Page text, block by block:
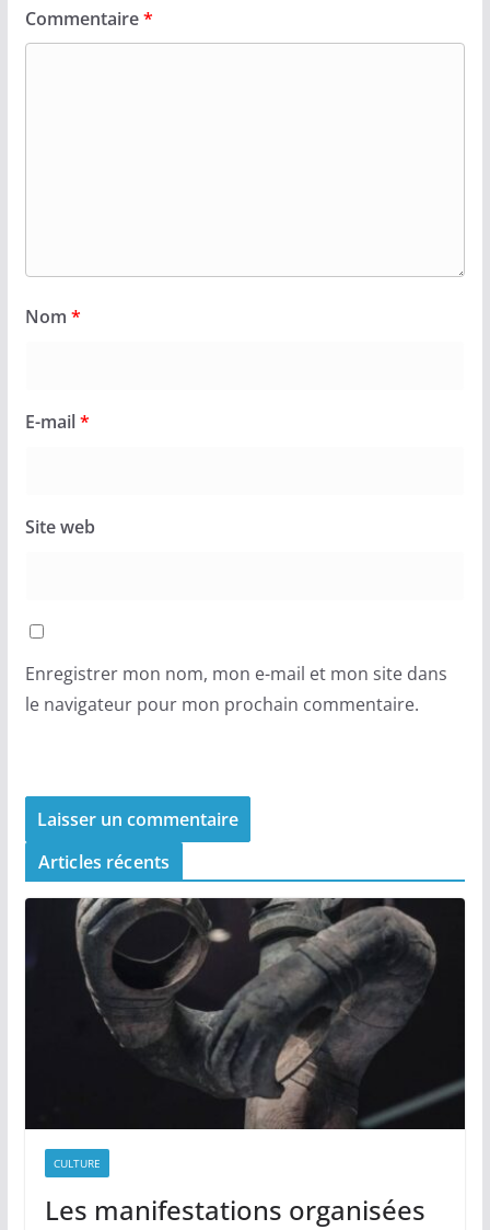
Commentaire*
Nom *
E-mail*
Site web
Enregistrer mon nom, mon e-mail et mon site dans
le navigateur pour mon prochain commentaire.
Articles récents
CULTURE
Les manifestations organisées